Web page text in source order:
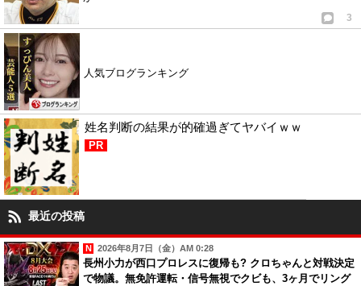
3
人気ブログランキング
姓名判断の結果が的確過ぎてヤバイｗｗ
PR
最近の投稿
2026年8月7日（金）AM 0:28
長州小力が西口プロレスに復帰も? クロちゃんと対戦決定
で物議。無免許運転・信号無視でクビも、3ヶ月でリング